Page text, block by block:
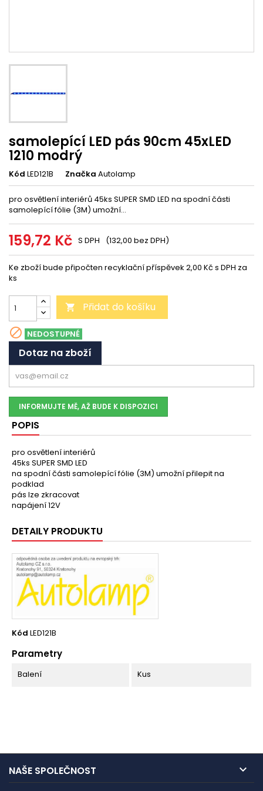
samolepící LED pás 90cm 45xLED
1210 modrý
Kód LED121B Značka Autolamp
pro osvětlení interiérů 45ks SUPER SMD LED na spodní části
samolepící fólie (3M) umožní...
159,72 Kč S DPH (132,00 bez DPH)
Ke zboží bude připočten recyklační příspěvek 2,00 Kč s DPH za
ks
 Přidat do košíku
 NEDOSTUPNÉ
Dotaz na zboží
INFORMUJTE MĚ, AŽ BUDE K DISPOZICI
POPIS
pro osvětlení interiérů
45ks SUPER SMD LED
na spodní části samolepící fólie (3M) umožní přilepit na
podklad
pás lze zkracovat
napájení 12V
DETAILY PRODUKTU
Kód LED121B
Parametry
Balení Kus
NAŠE SPOLEČNOST 